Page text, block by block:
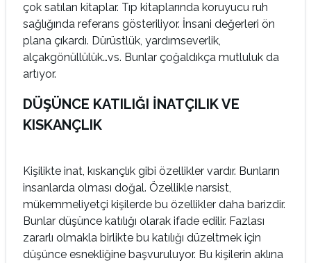
çok satılan kitaplar. Tıp kitaplarında koruyucu ruh
sağlığında referans gösteriliyor. İnsani değerleri ön
plana çıkardı. Dürüstlük, yardımseverlik,
alçakgönüllülük…vs. Bunlar çoğaldıkça mutluluk da
artıyor.
DÜŞÜNCE KATILIĞI İNATÇILIK VE
KISKANÇLIK
Kişilikte inat, kıskançlık gibi özellikler vardır. Bunların
insanlarda olması doğal. Özellikle narsist,
mükemmeliyetçi kişilerde bu özellikler daha barizdir.
Bunlar düşünce katılığı olarak ifade edilir. Fazlası
zararlı olmakla birlikte bu katılığı düzeltmek için
düşünce esnekliğine başvuruluyor. Bu kişilerin aklına